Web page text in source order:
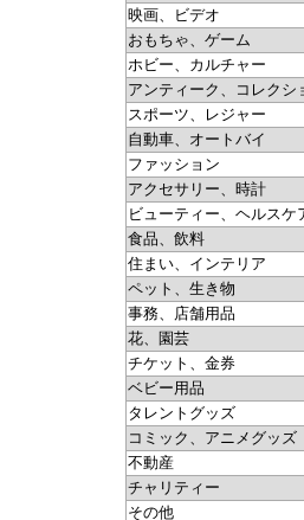
映画、ビデオ
おもちゃ、ゲーム
ホビー、カルチャー
アンティーク、コレクシ
スポーツ、レジャー
自動車、オートバイ
ファッション
アクセサリー、時計
ビューティー、ヘルスケ
食品、飲料
住まい、インテリア
ペット、生き物
事務、店舗用品
花、園芸
チケット、金券
ベビー用品
タレントグッズ
コミック、アニメグッズ
不動産
チャリティー
その他